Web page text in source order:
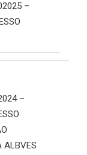
–
–
ALBVES